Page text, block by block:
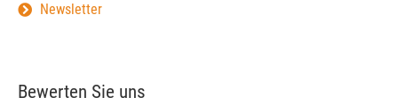
Newsletter
Bewerten Sie uns